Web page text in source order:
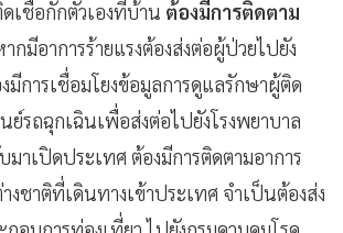
เชื้อกักตัวเองที่บ้าน ต้องมีการติดตาม
กมีอาการร้ายแรงต้องส่งต่อผู้ป่วยไปยัง
มีการเชื่อมโยงข้อมูลการดูแลรักษาผู้ติด
ย์รถฉุกเฉินเพื่อส่งต่อไปยังโรงพยาบาล
มาเปิดประเทศ ต้องมีการติดตามอาการ
งชาติที่เดินทางเข้าประเทศ จำเป็นต้องส่ง